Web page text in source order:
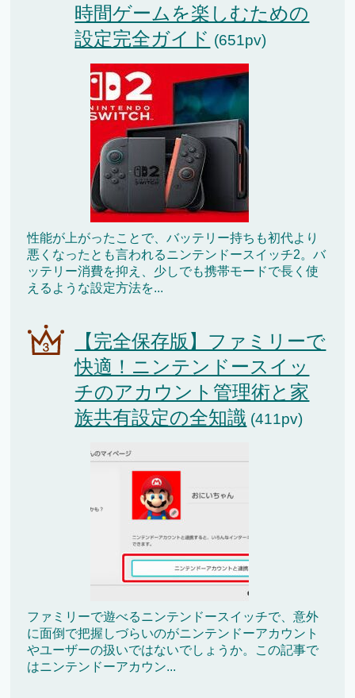
時間ゲームを楽しむための
設定完全ガイド (651pv)
性能が上がったことで、バッテリー持ちも初代より
悪くなったとも言われるニンテンドースイッチ2。バ
ッテリー消費を抑え、少しでも携帯モードで長く使
えるような設定方法を...
【完全保存版】ファミリーで
快適！ニンテンドースイッ
チのアカウント管理術と家
族共有設定の全知識 (411pv)
ファミリーで遊べるニンテンドースイッチで、意外
に面倒で把握しづらいのがニンテンドーアカウント
やユーザーの扱いではないでしょうか。この記事で
はニンテンドーアカウン...